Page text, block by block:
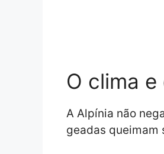
O clima
A Alpínia não
geadas queimam